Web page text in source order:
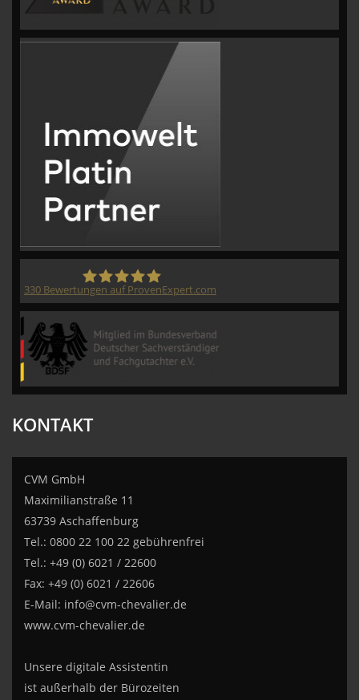
330 Bewertungen auf ProvenExpert.com
KONTAKT
CVM GmbH
Maximilianstraße 11
63739 Aschaffenburg
Tel.: 0800 22 100 22 gebührenfrei
Tel.: +49 (0) 6021 / 22600
Fax: +49 (0) 6021 / 22606
E-Mail: info@cvm-chevalier.de
www.cvm-chevalier.de
Unsere digitale Assistentin
ist außerhalb der Bürozeiten